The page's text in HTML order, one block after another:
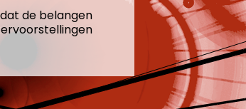
de belangen